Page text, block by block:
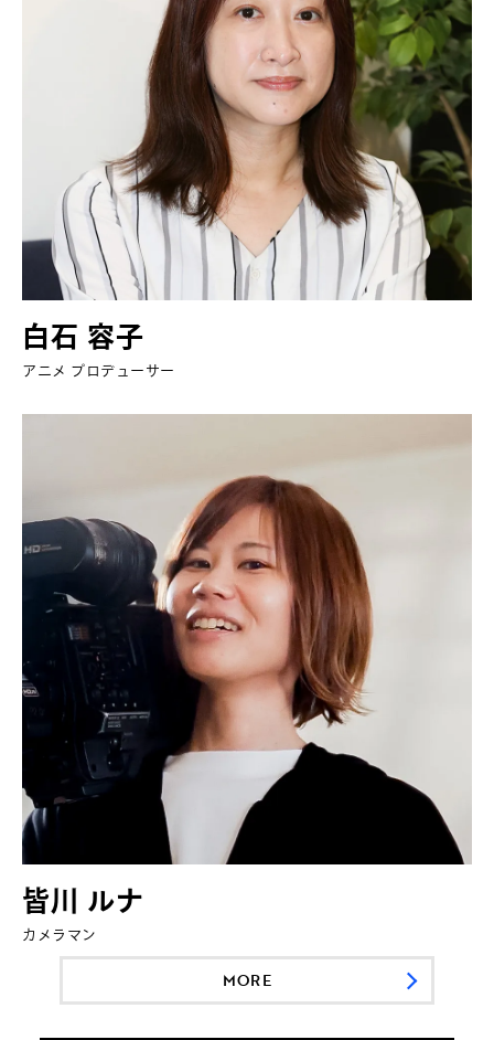
白石 容子
アニメ プロデューサー
皆川 ルナ
カメラマン
MORE